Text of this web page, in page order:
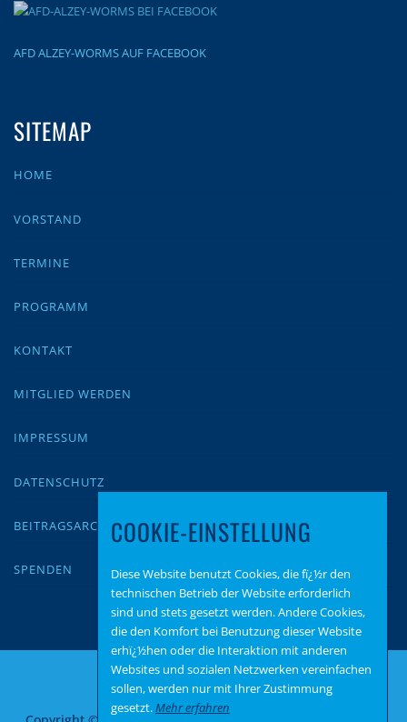
AFD ALZEY-WORMS AUF FACEBOOK
SITEMAP
HOME
VORSTAND
TERMINE
PROGRAMM
KONTAKT
MITGLIED WERDEN
IMPRESSUM
DATENSCHUTZ
BEITRAGSARCHIV
SPENDEN
COOKIE-EINSTELLUNG
Diese Website benutzt Cookies, die fï¿½r den
technischen Betrieb der Website erforderlich
sind und stets gesetzt werden. Andere Cookies,
die den Komfort bei Benutzung dieser Website
erhï¿½hen oder die Interaktion mit anderen
Websites und sozialen Netzwerken vereinfachen
sollen, werden nur mit Ihrer Zustimmung
gesetzt.Mehr erfahren